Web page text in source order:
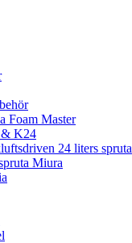
Foam Master
K24
24 liters spruta
Miura